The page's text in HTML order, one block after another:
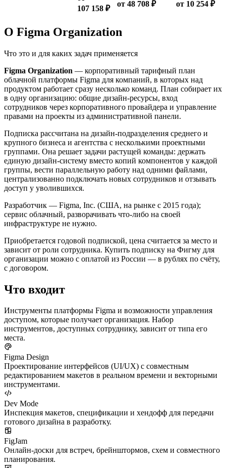
107 158 ₽
от 48 708 ₽ от 10 254 ₽
О Figma Organization
Что это и для каких задач применяется
Figma Organization — корпоративный тарифный план
облачной платформы Figma для компаний, в которых над
продуктом работает сразу несколько команд. План собирает их
в одну организацию: общие дизайн-ресурсы, вход
сотрудников через корпоративного провайдера и управление
правами на проекты из административной панели.
Подписка рассчитана на дизайн-подразделения среднего и
крупного бизнеса и агентства с несколькими проектными
группами. Она решает задачи растущей команды: держать
единую дизайн-систему вместо копий компонентов у каждой
группы, вести параллельную работу над одними файлами,
централизованно подключать новых сотрудников и отзывать
доступ у уволившихся.
Разработчик — Figma, Inc. (США, на рынке с 2015 года);
сервис облачный, разворачивать что-либо на своей
инфраструктуре не нужно.
Приобретается годовой подпиской, цена считается за место и
зависит от роли сотрудника. Купить подписку на Фигму для
организации можно с оплатой из России — в рублях по счёту,
с договором.
Что входит
Инструменты платформы Figma и возможности управления
доступом, которые получает организация. Набор
инструментов, доступных сотруднику, зависит от типа его
места.
Figma Design
Проектирование интерфейсов (UI/UX) с совместным
редактированием макетов в реальном времени и векторными
инструментами.
Dev Mode
Инспекция макетов, спецификации и хендофф для передачи
готового дизайна в разработку.
FigJam
Онлайн-доски для встреч, брейнштормов, схем и совместного
планирования.